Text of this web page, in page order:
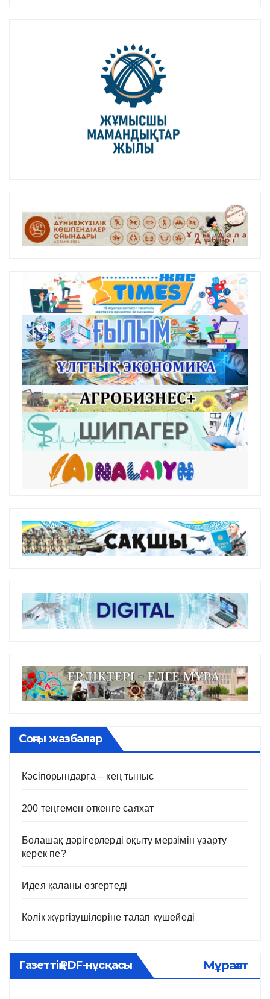
Соңғы жазбалар
Кәсіпорындарға – кең тыныс
200 теңгемен өткенге саяхат
Болашақ дәрігерлерді оқыту мерзімін ұзарту
керек пе?
Идея қаланы өзгертеді
Көлік жүргізушілеріне талап күшейеді
Газеттің PDF-нұсқасы Мұрағат